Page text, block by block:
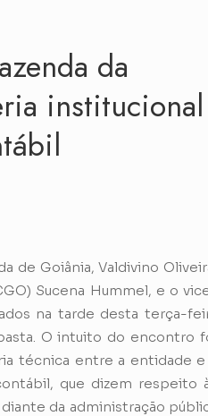
da
institucional
de Goiânia, Valdivino
Sucena Hummel, e o
na tarde desta terça-
O intuito do encontro
técnica entre a entidade e
que dizem respeito
da administração